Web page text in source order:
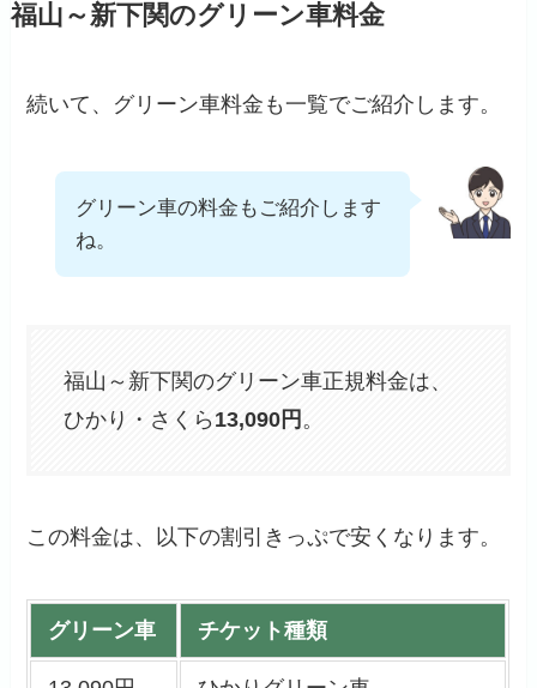
福山～新下関のグリーン車料金
続いて、グリーン車料金も一覧でご紹介します。
グリーン車の料金もご紹介します
ね。
福山～新下関のグリーン車正規料金は、
ひかり・さくら13,090円 。
この料金は、以下の割引きっぷで安くなります。
グリーン車 チケット種類